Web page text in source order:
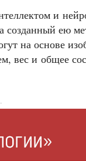
и
ею
на основе
вес и общее